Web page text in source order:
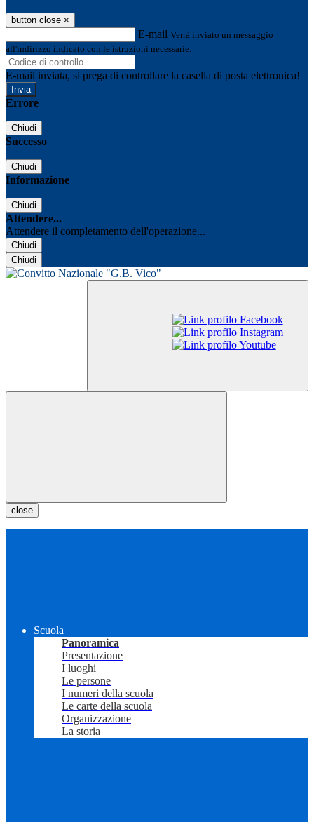
button close ×
E-mail Verrà inviato un messaggio
all'indirizzo indicato con le istruzioni necessarie.
E-mail inviata, si prega di controllare la casella di posta elettronica!
Errore
Chiudi
Successo
Chiudi
Informazione
Chiudi
Attendere...
Attendere il completamento dell'operazione...
Chiudi
Chiudi
close
Scuola
Panoramica
Presentazione
I luoghi
Le persone
I numeri della scuola
Le carte della scuola
Organizzazione
La storia